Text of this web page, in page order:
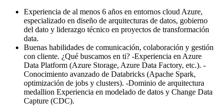
Experiencia de al menos 6 años en entornos cloud Azure,
especializado en diseño de arquitecturas de datos, gobierno
del dato y liderazgo técnico en proyectos de transformación
data.
Buenas habilidades de comunicación, colaboración y gestión
con cliente. ¿Qué buscamos en ti? -Experiencia en Azure
Data Platform (Azure Storage, Azure Data Factory, etc.). -
Conocimiento avanzado de Databricks (Apache Spark,
optimización de jobs y clusters). -Dominio de arquitectura
medallion Experiencia en modelado de datos y Change Data
Capture (CDC).